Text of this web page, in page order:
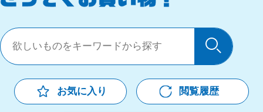
検索
お気に入り 閲覧履歴